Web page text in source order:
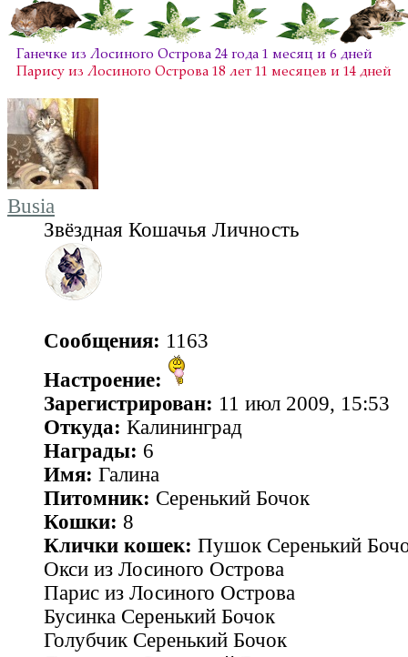
Busia
Звёздная Кошачья Личность
Сообщения: 1163
Настроение:
Зарегистрирован: 11 июл 2009, 15:53
Откуда: Калининград
Награды: 6
Имя: Галина
Питомник: Серенький Бочок
Кошки: 8
Клички кошек: Пушок Серенький
Окси из Лосиного Острова
Парис из Лосиного Острова
Бусинка Серенький Бочок
Голубчик Серенький Бочок